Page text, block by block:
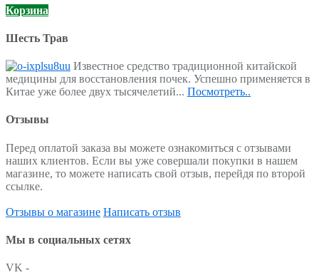
Корзина
Шесть Трав
Известное средство традиционной китайской
медицины для восстановления почек. Успешно применяется в
Китае уже более двух тысячелетий... Посмотреть..
Отзывы
Перед оплатой заказа вы можете ознакомиться с отзывами
наших клиентов. Если вы уже совершали покупки в нашем
магазине, то можете написать свой отзыв, перейдя по второй
ссылке.
Отзывы о магазине Написать отзыв
Мы в социальных сетях
VK -